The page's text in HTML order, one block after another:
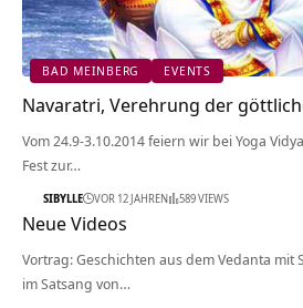
BAD MEINBERG EVENTS
Navaratri, Verehrung der
Vom 24.9-3.10.2014 feiern wir bei Yoga
Fest zur…
SIBYLLE VOR 12 JAHREN 589 VIEWS
Neue Videos
Vortrag: Geschichten aus dem Vedanta mit
im Satsang von…